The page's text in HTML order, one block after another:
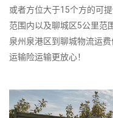
或者方位大于15个方的可
范围内以及聊城区5公里范
泉州泉港区到聊城物流运
运输险运输更放心！